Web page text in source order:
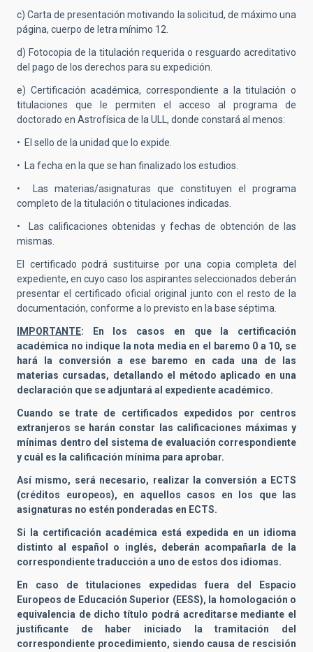
c) Carta de presentación motivando la solicitud, de máximo una
página, cuerpo de letra mínimo 12.
d) Fotocopia de la titulación requerida o resguardo acreditativo
del pago de los derechos para su expedición.
e) Certificación académica, correspondiente a la titulación o
titulaciones que le permiten el acceso al programa de
doctorado en Astrofísica de la ULL, donde constará al menos:
• El sello de la unidad que lo expide.
• La fecha en la que se han finalizado los estudios.
• Las materias/asignaturas que constituyen el programa
completo de la titulación o titulaciones indicadas.
• Las calificaciones obtenidas y fechas de obtención de las
mismas.
El certificado podrá sustituirse por una copia completa del
expediente, en cuyo caso los aspirantes seleccionados deberán
presentar el certificado oficial original junto con el resto de la
documentación, conforme a lo previsto en la base séptima.
IMPORTANTE: En los casos en que la certificación
académica no indique la nota media en el baremo 0 a 10, se
hará la conversión a ese baremo en cada una de las
materias cursadas, detallando el método aplicado en una
declaración que se adjuntará al expediente académico.
Cuando se trate de certificados expedidos por centros
extranjeros se harán constar las calificaciones máximas y
mínimas dentro del sistema de evaluación correspondiente
y cuál es la calificación mínima para aprobar.
Así mismo, será necesario, realizar la conversión a ECTS
(créditos europeos), en aquellos casos en los que las
asignaturas no estén ponderadas en ECTS.
Si la certificación académica está expedida en un idioma
distinto al español o inglés, deberán acompañarla de la
correspondiente traducción a uno de estos dos idiomas.
En caso de titulaciones expedidas fuera del Espacio
Europeos de Educación Superior (EESS), la homologación o
equivalencia de dicho título podrá acreditarse mediante el
justificante de haber iniciado la tramitación del
correspondiente procedimiento, siendo causa de rescisión